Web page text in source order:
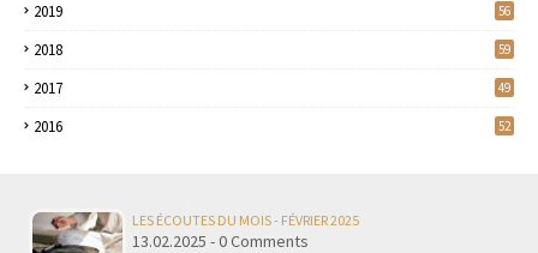
2019 56
2018 59
2017 49
2016 52
LES ÉCOUTES DU MOIS - FÉVRIER 2025
13.02.2025 - 0 Comments